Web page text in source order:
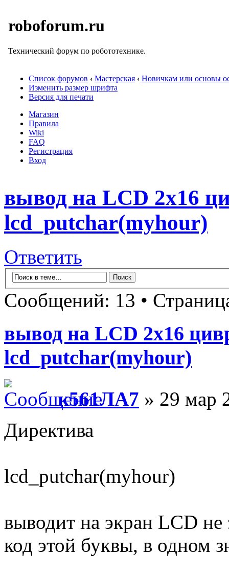
roboforum.ru
Технический форум по робототехнике.
Список форумов ‹ Мастерская ‹ Новичкам или основы
Изменить размер шрифта
Версия для печати
Магазин
Правила
Wiki
FAQ
Регистрация
Вход
вывод на LCD 2х16
lcd_putchar(myhour)
Ответить
Сообщений: 13 •
вывод на LCD 2х16
lcd_putchar(myhour)
к561ЛА7 » 29 мар
Директива
lcd_putchar(myhour)
выводит на экран LCD
код этой буквы, в одном